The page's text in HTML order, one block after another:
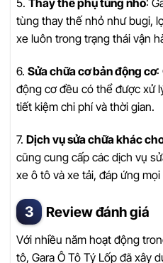
5. Thay thế phụ tùng nhỏ:
tùng thay thế nhỏ như bugi,
xe luôn trong trạng thái vận
6. Sửa chữa cơ bản động cơ:
động cơ đều có thể được xử
tiết kiệm chi phí và thời gian.
7. Dịch vụ sửa chữa khác
cũng cung cấp các dịch vụ
xe ô tô và xe tải, đáp ứng
Review đánh giá
Với nhiều năm hoạt động
tô, Gara Ô Tô Tý Lốp đã xây